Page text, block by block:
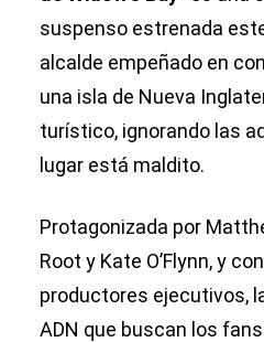
suspenso estrenada
alcalde empeñado en
una isla de Nueva
turístico, ignorando las
lugar está maldito.
Protagonizada por
Root y Kate O’Flynn, y
productores ejecutivos,
ADN que buscan los